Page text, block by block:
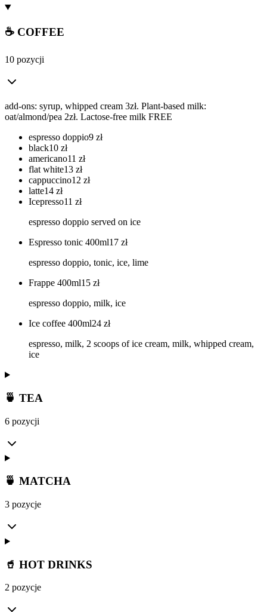
☕ COFFEE
10 pozycji
add-ons: syrup, whipped cream 3zł. Plant-based milk:
oat/almond/pea 2zł. Lactose-free milk FREE
espresso doppio9 zł
black10 zł
americano11 zł
flat white13 zł
cappuccino12 zł
latte14 zł
Icepresso11 zł
espresso doppio served on ice
Espresso tonic 400ml17 zł
espresso doppio, tonic, ice, lime
Frappe 400ml15 zł
espresso doppio, milk, ice
Ice coffee 400ml24 zł
espresso, milk, 2 scoops of ice cream, milk, whipped cream,
ice
🍵 TEA
6 pozycji
🍵 MATCHA
3 pozycje
🥤 HOT DRINKS
2 pozycje